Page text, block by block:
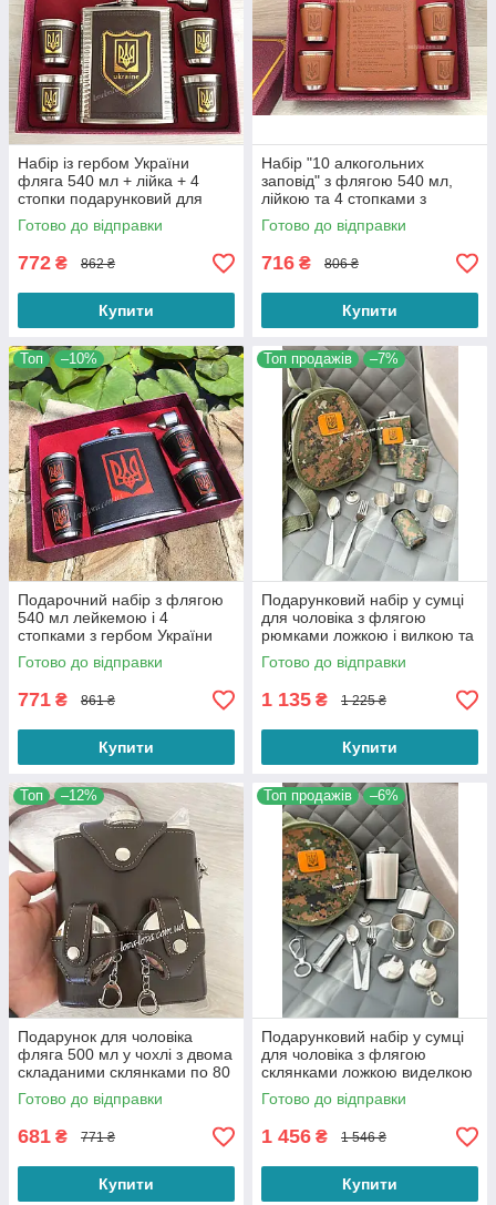
Набір із гербом України
фляга 540 мл + лійка + 4
стопки подарунковий для
чоловіка
Готово до відправки
772 ₴ 862 ₴
Купити
Набір "10 алкогольних
заповід" з флягою 540 мл,
лійкою та 4 стопками з
гербом України
Готово до відправки
716 ₴ 806 ₴
Купити
Топ –10%
Подарочний набір з флягою
540 мл лейкемою і 4
стопками з гербом України
Готово до відправки
771 ₴ 861 ₴
Купити
Топ продажів –7%
Подарунковий набір у сумці
для чоловіка з флягою
рюмками ложкою і вилкою та
лійкою для мисливця або
рибалки
Готово до відправки
1 135 ₴ 1 225 ₴
Купити
Топ –12%
Подарунок для чоловіка
фляга 500 мл у чохлі з двома
складаними склянками по 80
мл
Готово до відправки
681 ₴ 771 ₴
Купити
Топ продажів –6%
Подарунковий набір у сумці
для чоловіка з флягою
склянками ложкою виделкою
ліхтарем і лійкою для
мисливця або рибалки
Готово до відправки
1 456 ₴ 1 546 ₴
Купити